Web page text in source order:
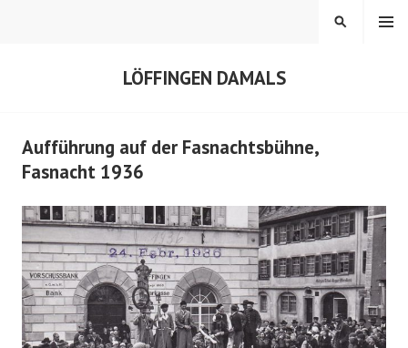
LÖFFINGEN DAMALS
MENÜ
SUCHEN
Aufführung auf der Fasnachtsbühne,
Fasnacht 1936